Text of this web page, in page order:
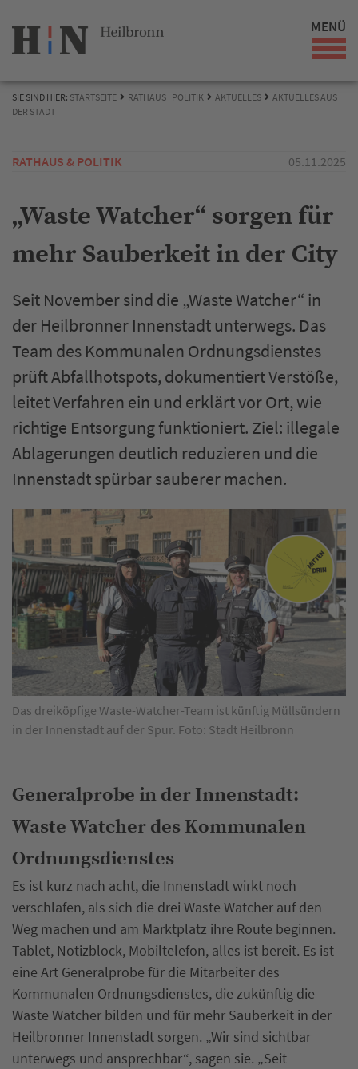
MENÜ
SIE SIND HIER: STARTSEITE RATHAUS | POLITIK AKTUELLES
AKTUELLES AUS
DER STADT
RATHAUS & POLITIK 05.11.2025
„Waste Watcher“ sorgen für
mehr Sauberkeit in der City
Seit November sind die „Waste Watcher“ in
der Heilbronner Innenstadt unterwegs. Das
Team des Kommunalen Ordnungsdienstes
prüft Abfallhotspots, dokumentiert Verstöße,
leitet Verfahren ein und erklärt vor Ort, wie
richtige Entsorgung funktioniert. Ziel: illegale
Ablagerungen deutlich reduzieren und die
Innenstadt spürbar sauberer machen.
Das dreiköpfige Waste-Watcher-Team ist künftig Müllsündern
in der Innenstadt auf der Spur. Foto: Stadt Heilbronn
Generalprobe in der Innenstadt:
Waste Watcher des Kommunalen
Ordnungsdienstes
Es ist kurz nach acht, die Innenstadt wirkt noch
verschlafen, als sich die drei Waste Watcher auf den
Weg machen und am Marktplatz ihre Route beginnen.
Tablet, Notizblock, Mobiltelefon, alles ist bereit. Es ist
eine Art Generalprobe für die Mitarbeiter des
Kommunalen Ordnungsdienstes, die zukünftig die
Waste Watcher bilden und für mehr Sauberkeit in der
Heilbronner Innenstadt sorgen. „Wir sind sichtbar
unterwegs und ansprechbar“, sagen sie. „Seit